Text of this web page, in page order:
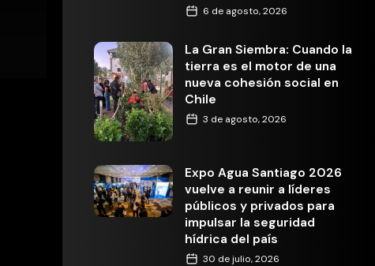
6 de agosto, 2026
La Gran Siembra: Cuando la
tierra es el motor de una
nueva cohesión social en
Chile
3 de agosto, 2026
Expo Agua Santiago 2026
vuelve a reunir a líderes
públicos y privados para
impulsar la seguridad
hídrica del país
30 de julio, 2026